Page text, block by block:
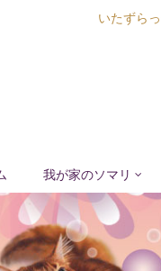
いたずら
我が家のソマリ